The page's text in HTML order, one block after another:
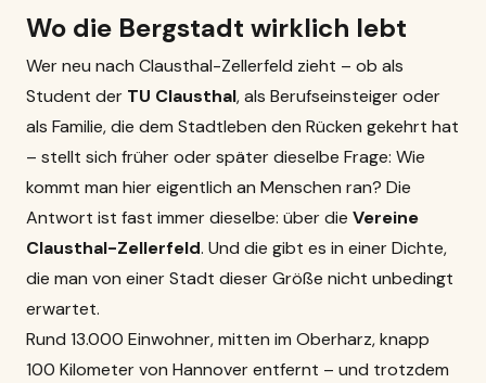
Wo die Bergstadt wirklich lebt
Wer neu nach Clausthal-Zellerfeld zieht – ob als
Student der TU Clausthal, als Berufseinsteiger oder
als Familie, die dem Stadtleben den Rücken gekehrt hat
– stellt sich früher oder später dieselbe Frage: Wie
kommt man hier eigentlich an Menschen ran? Die
Antwort ist fast immer dieselbe: über die Vereine
Clausthal-Zellerfeld. Und die gibt es in einer Dichte,
die man von einer Stadt dieser Größe nicht unbedingt
erwartet.
Rund 13.000 Einwohner, mitten im Oberharz, knapp
100 Kilometer von Hannover entfernt – und trotzdem